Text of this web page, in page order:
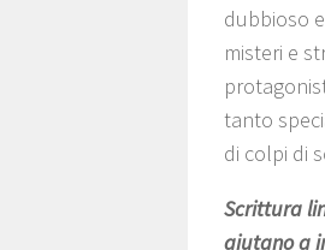
dubbioso
misteri e
tanto
di colpi di
Scrittura
aiutano a